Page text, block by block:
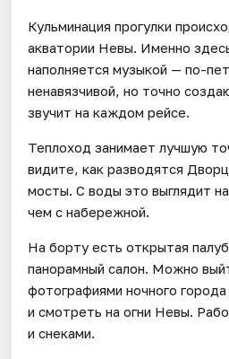
Кульминация прогулки
акватории Невы. Именно
наполняется музыкой — по-
ненавязчивой, но точно
звучит на каждом рейсе.
Теплоход занимает лучшую
видите, как разводятся
мосты. С воды это выглядит
чем с набережной.
На борту есть открытая
панорамный салон. Можно
фотографиями ночного
и смотреть на огни Невы.
и снеками.